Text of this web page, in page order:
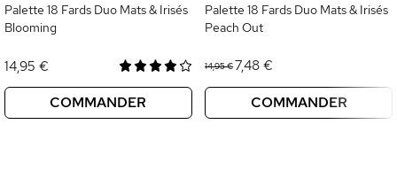
Palette 18 Fards Duo Mats & Irisés
Blooming
14,95 €
COMMANDER
Palette 18 Fards Duo Mats & Irisés
Peach Out
14,95 €7,48 €
COMMANDER